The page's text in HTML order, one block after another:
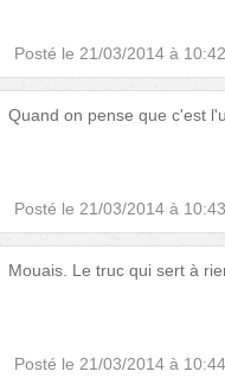
Posté le 21/03/2014 à 10:42
Quand on pense que c'est
Posté le 21/03/2014 à 10:43
Mouais. Le truc qui sert à
Posté le 21/03/2014 à 10:44